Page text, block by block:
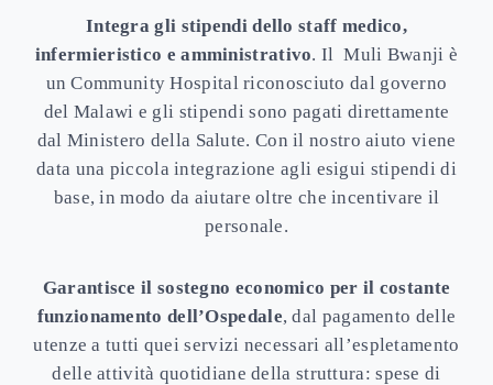
Integra gli stipendi dello staff medico,
infermieristico e amministrativo. Il Muli Bwanji è
un Community Hospital riconosciuto dal governo
del Malawi e gli stipendi sono pagati direttamente
dal Ministero della Salute. Con il nostro aiuto viene
data una piccola integrazione agli esigui stipendi di
base, in modo da aiutare oltre che incentivare il
personale.
Garantisce il sostegno economico per il costante
funzionamento dell’Ospedale, dal pagamento delle
utenze a tutti quei servizi necessari all’espletamento
delle attività quotidiane della struttura: spese di